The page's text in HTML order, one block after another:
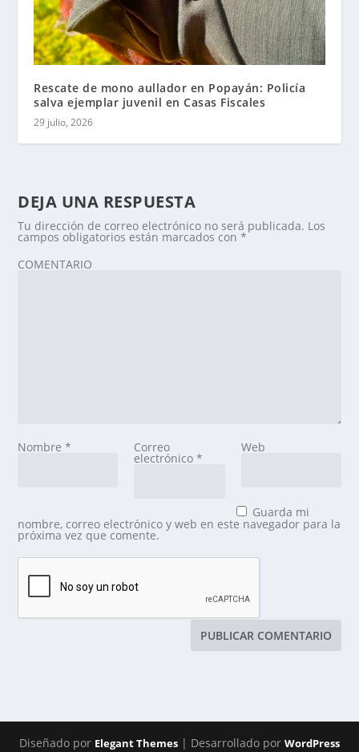
Rescate de mono aullador en Popayán: Policía
salva ejemplar juvenil en Casas Fiscales
29 julio, 2026
DEJA UNA RESPUESTA
Tu dirección de correo electrónico no será publicada. Los
campos obligatorios están marcados con*
COMENTARIO
Nombre* Correo
electrónico *
Web
Guarda mi
nombre, correo electrónico y web en este navegador para la
próxima vez que comente.
Diseñado por Elegant Themes | Desarrollado por WordPress